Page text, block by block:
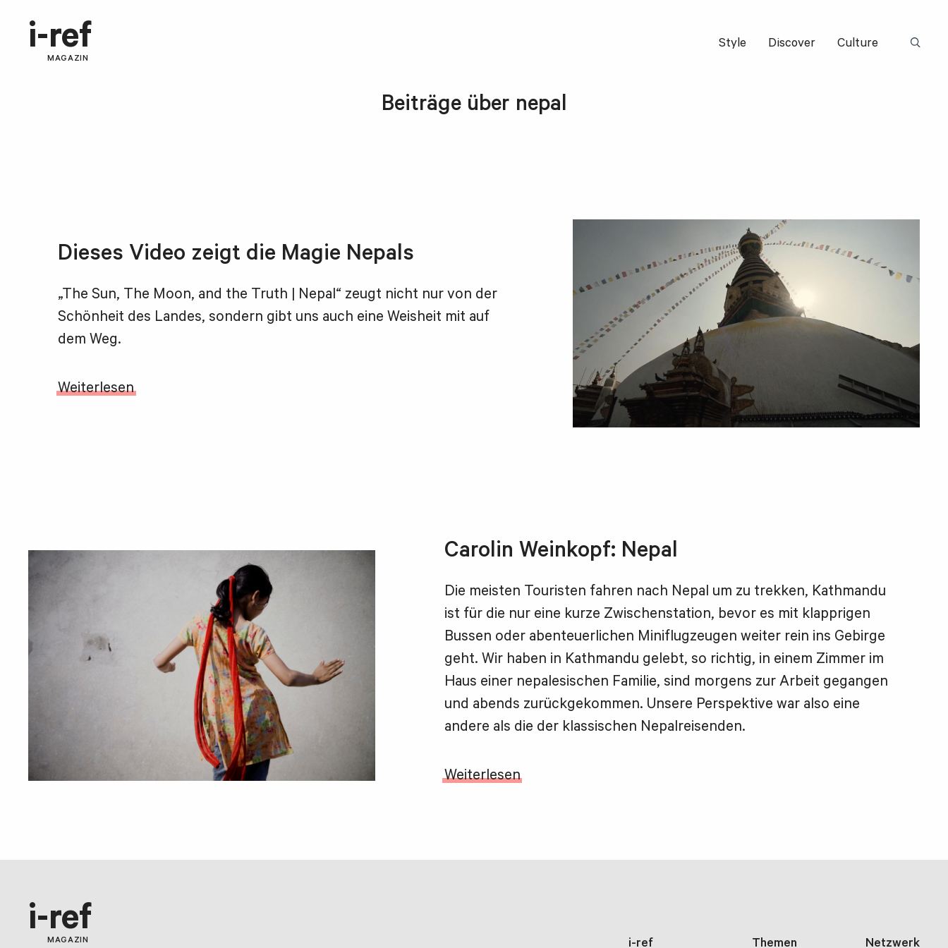
i-ref
MAGAZIN
Style Discover Culture
Beiträge über nepal
Dieses Video zeigt die Magie Nepals
„The Sun, The Moon, and the Truth | Nepal“ zeugt nicht nur von der
Schönheit des Landes, sondern gibt uns auch eine Weisheit mit auf
dem Weg.
Weiterlesen
Carolin Weinkopf: Nepal
Die meisten Touristen fahren nach Nepal um zu trekken, Kathmandu
ist für die nur eine kurze Zwischenstation, bevor es mit klapprigen
Bussen oder abenteuerlichen Miniflugzeugen weiter rein ins Gebirge
geht. Wir haben in Kathmandu gelebt, so richtig, in einem Zimmer im
Haus einer nepalesischen Familie, sind morgens zur Arbeit gegangen
und abends zurückgekommen. Unsere Perspektive war also eine
andere als die der klassischen Nepalreisenden.
Weiterlesen
i-ref
MAGAZIN i-ref Themen Netzwerk